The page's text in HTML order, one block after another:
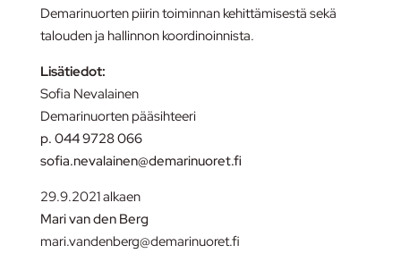
Demarinuorten piirin toiminnan kehittämisestä sekä
talouden ja hallinnon koordinoinnista.
Lisätiedot:
Sofia Nevalainen
Demarinuorten pääsihteeri
p. 044 9728 066
sofia.nevalainen@demarinuoret.fi
29.9.2021 alkaen
Mari van den Berg
mari.vandenberg@demarinuoret.fi